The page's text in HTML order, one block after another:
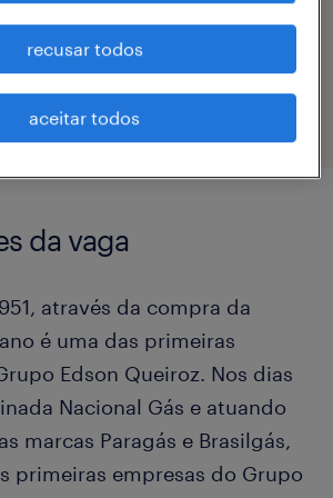
da vaga
através da compra da
é uma das primeiras
Edson Queiroz. Nos dias
Nacional Gás e atuando
marcas Paragás e Brasilgás,
primeiras empresas do Grupo
recusar todos
aceitar todos